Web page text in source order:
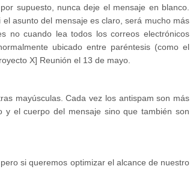
supuesto, nunca deje el mensaje en blanco.
asunto del mensaje es claro, será mucho más
no cuando lea todos los correos electrónicos
ubicado entre paréntesis (como el
X] Reunión el 13 de mayo.
mayúsculas. Cada vez los antispam son más
y el cuerpo del mensaje sino que también son
si queremos optimizar el alcance de nuestro